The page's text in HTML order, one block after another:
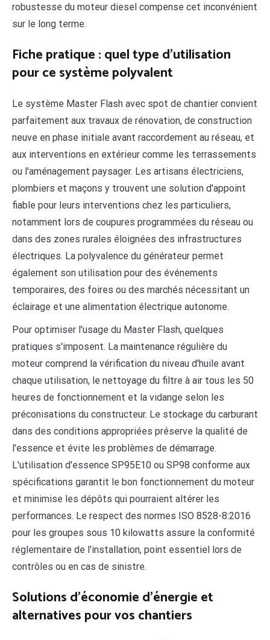
robustesse du moteur diesel compense cet inconvénient
sur le long terme.
Fiche pratique : quel type d'utilisation
pour ce système polyvalent
Le système Master Flash avec spot de chantier convient
parfaitement aux travaux de rénovation, de construction
neuve en phase initiale avant raccordement au réseau, et
aux interventions en extérieur comme les terrassements
ou l'aménagement paysager. Les artisans électriciens,
plombiers et maçons y trouvent une solution d'appoint
fiable pour leurs interventions chez les particuliers,
notamment lors de coupures programmées du réseau ou
dans des zones rurales éloignées des infrastructures
électriques. La polyvalence du générateur permet
également son utilisation pour des événements
temporaires, des foires ou des marchés nécessitant un
éclairage et une alimentation électrique autonome.
Pour optimiser l'usage du Master Flash, quelques
pratiques s'imposent. La maintenance régulière du
moteur comprend la vérification du niveau d'huile avant
chaque utilisation, le nettoyage du filtre à air tous les 50
heures de fonctionnement et la vidange selon les
préconisations du constructeur. Le stockage du carburant
dans des conditions appropriées préserve la qualité de
l'essence et évite les problèmes de démarrage.
L'utilisation d'essence SP95E10 ou SP98 conforme aux
spécifications garantit le bon fonctionnement du moteur
et minimise les dépôts qui pourraient altérer les
performances. Le respect des normes ISO 8528-8:2016
pour les groupes sous 10 kilowatts assure la conformité
réglementaire de l'installation, point essentiel lors de
contrôles ou en cas de sinistre.
Solutions d'économie d'énergie et
alternatives pour vos chantiers